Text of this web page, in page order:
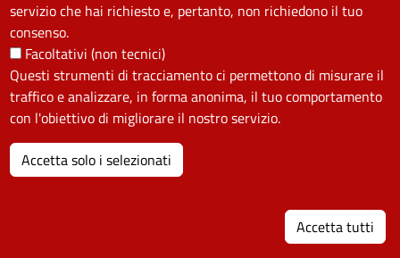
servizio che hai richiesto e, pertanto, non richiedono il tuo
consenso.
Facoltativi (non tecnici)
Questi strumenti di tracciamento ci permettono di misurare il
traffico e analizzare, in forma anonima, il tuo comportamento
con l'obiettivo di migliorare il nostro servizio.
Accetta solo i selezionati
Accetta tutti
FacebookInstagram
PRIVACY
Useful links section
La Privacy nel Comune
PRIVACY